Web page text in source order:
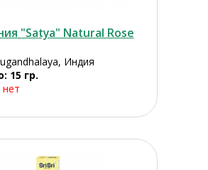
"Satya" Natural Rose
Индия
15 гр.